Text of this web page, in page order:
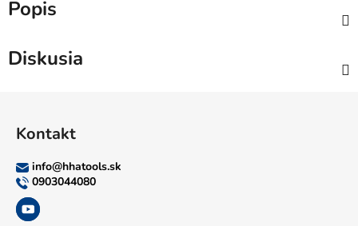
Popis
Diskusia
Kontakt
info@hhatools.sk
0903044080